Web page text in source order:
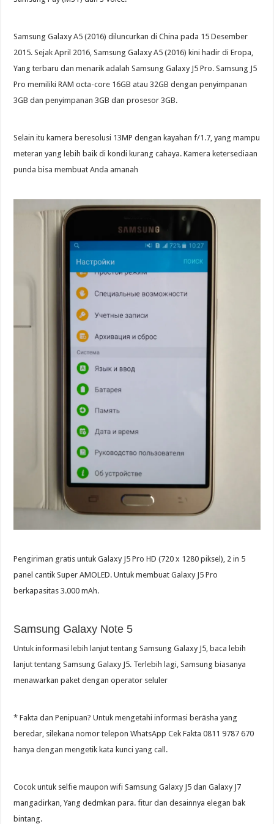
Samsung Galaxy A5 (2016) diluncurkan di China pada 15 Desember
2015. Sejak April 2016, Samsung Galaxy A5 (2016) kini hadir di Eropa,
Yang terbaru dan menarik adalah Samsung Galaxy J5 Pro. Samsung J5
Pro memiliki RAM octa-core 16GB atau 32GB dengan penyimpanan
3GB dan penyimpanan 3GB dan prosesor 3GB.
Selain itu kamera beresolusi 13MP dengan kayahan f/1.7, yang mampu
meteran yang lebih baik di kondi kurang cahaya. Kamera ketersediaan
punda bisa membuat Anda amanah
Pengiriman gratis untuk Galaxy J5 Pro HD (720 x 1280 piksel), 2 in 5
panel cantik Super AMOLED. Untuk membuat Galaxy J5 Pro
berkapasitas 3.000 mAh.
Samsung Galaxy Note 5
Untuk informasi lebih lanjut tentang Samsung Galaxy J5, baca lebih
lanjut tentang Samsung Galaxy J5. Terlebih lagi, Samsung biasanya
menawarkan paket dengan operator seluler
* Fakta dan Penipuan? Untuk mengetahi informasi beräsha yang
beredar, silekana nomor telepon WhatsApp Cek Fakta 0811 9787 670
hanya dengan mengetik kata kunci yang call.
Cocok untuk selfie maupon wifi Samsung Galaxy J5 dan Galaxy J7
mangadirkan, Yang dedmkan para. fitur dan desainnya elegan bak
bintang.